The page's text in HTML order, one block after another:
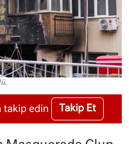
takip edin Takip Et